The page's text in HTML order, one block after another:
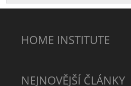
HOME INSTITUTE
NEJNOVĚJŠÍ ČLÁNKY